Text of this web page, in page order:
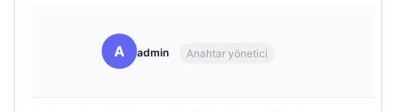
A admin Anahtar yönetici